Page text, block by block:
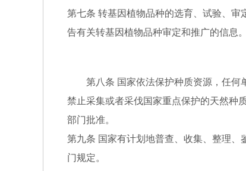
第七条 转基因植物品种的选育、试验、
告有关转基因植物品种审定和推广的信息
第八条 国家依法保护种质资源，任何
禁止采集或者采伐国家重点保护的天然种
部门批准。
第九条 国家有计划地普查、收集、整理
门规定。